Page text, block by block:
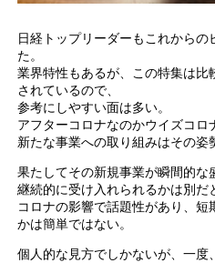
日経トップリーダーもこれから
た。
業界特性もあるが、この特集は
されているので、
参考にしやすい面は多い。
アフターコロナなのかウイズコロ
新たな事業への取り組みはその姿
果たしてその新規事業が瞬間的な
継続的に受け入れられるかは別だ
コロナの影響で話題性があり、短
かは簡単ではない。
個人的な見方でしかないが、一度